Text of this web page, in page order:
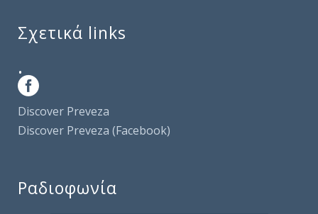
Σχετικά links
.
Discover Preveza
Discover Preveza (Facebook)
Ραδιοφωνία